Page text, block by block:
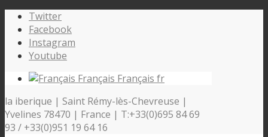
Twitter
Facebook
Instagram
Youtube
Français Français fr
la iberique | Saint Rémy-lès-Chevreuse |
Yvelines 78470 | France | T:+33(0)695 84 69
93 / +33(0)951 19 64 16